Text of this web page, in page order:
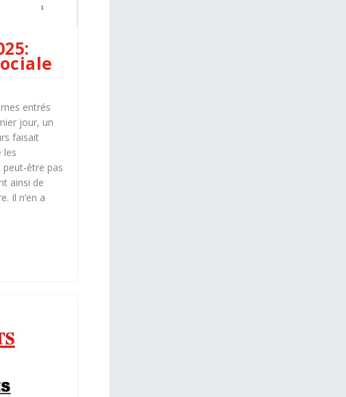
entrés
jour, un
faisait
les
être pas
ainsi de
Il n’en a